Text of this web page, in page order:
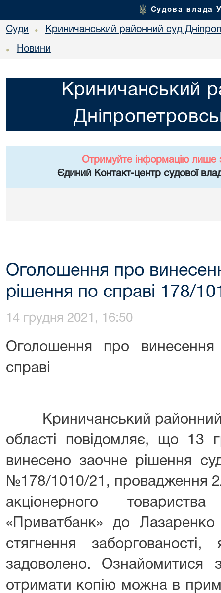
Судова влада
Суди • Криничанський районний суд
• Новини
Криничанський
Отримуйте інформацію лише
Єдиний Контакт-центр судової
Оголошення про
рішення по справі 178/
14 грудня 2021, 16:50
Оголошення про
справі
Криничанський районний
області повідомляє, що 13
винесено заочне рішення
№178/1010/21, провадження
акціонерного
«Приватбанк» до
стягнення
задоволено. Ознайомитися
отримати копію можна в